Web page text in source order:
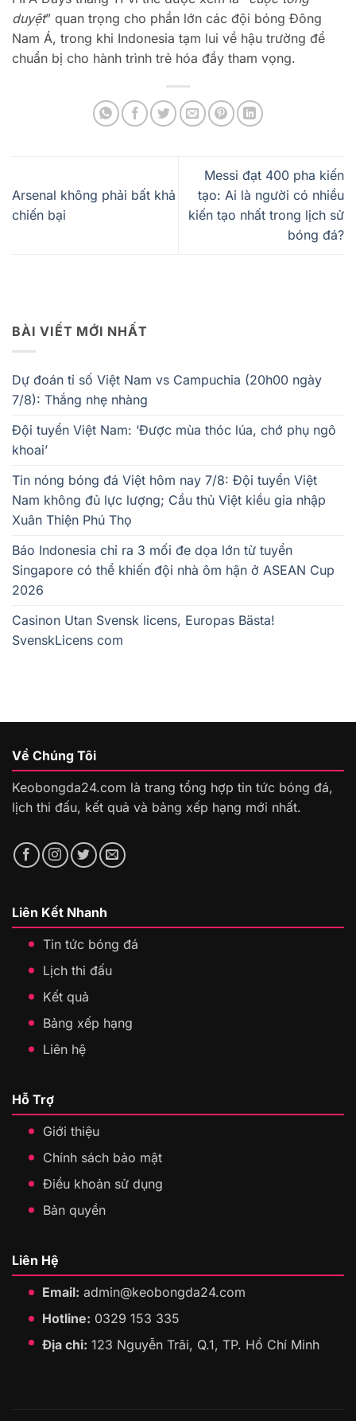
duyệt” quan trọng cho phần lớn các đội bóng Đông
Nam Á, trong khi Indonesia tạm lui về hậu trường để
chuẩn bị cho hành trình trẻ hóa đầy tham vọng.
Arsenal không phải bất khả
chiến bại
Messi đạt 400 pha kiến
tạo: Ai là người có nhiều
kiến ​​tạo nhất trong lịch sử
bóng đá?
BÀI VIẾT MỚI NHẤT
Dự đoán tỉ số Việt Nam vs Campuchia (20h00 ngày
7/8): Thắng nhẹ nhàng
Đội tuyển Việt Nam: ‘Được mùa thóc lúa, chớ phụ ngô
khoai’
Tin nóng bóng đá Việt hôm nay 7/8: Đội tuyển Việt
Nam không đủ lực lượng; Cầu thủ Việt kiều gia nhập
Xuân Thiện Phú Thọ
Báo Indonesia chỉ ra 3 mối đe dọa lớn từ tuyển
Singapore có thể khiến đội nhà ôm hận ở ASEAN Cup
2026
Casinon Utan Svensk licens, Europas Bästa!
SvenskLicens com
Về Chúng Tôi
Keobongda24.com là trang tổng hợp tin tức bóng đá,
lịch thi đấu, kết quả và bảng xếp hạng mới nhất.
Liên Kết Nhanh
Tin tức bóng đá
Lịch thi đấu
Kết quả
Bảng xếp hạng
Liên hệ
Hỗ Trợ
Giới thiệu
Chính sách bảo mật
Điều khoản sử dụng
Bản quyền
Liên Hệ
Email: admin@keobongda24.com
Hotline: 0329 153 335
Địa chỉ: 123 Nguyễn Trãi, Q.1, TP. Hồ Chí Minh